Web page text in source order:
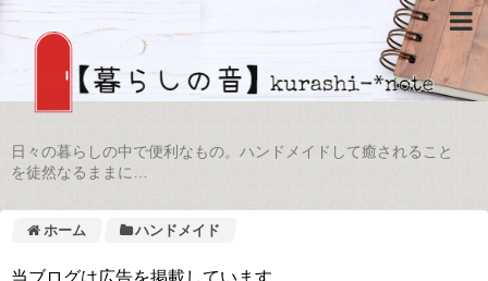
日々の暮らしの中で便利なもの。ハンドメイドして癒されること
を徒然なるままに…
ホーム ハンドメイド
当ブログは広告を掲載しています